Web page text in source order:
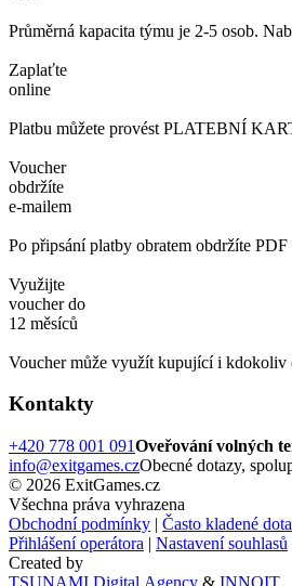
Průměrná kapacita týmu je 2-5 osob.
Zaplaťte
online
Platbu můžete provést PLATEBNÍ
Voucher
obdržíte
e-mailem
Po připsání platby obratem obdržíte
Využijte
voucher do
12 měsíců
Voucher může využít kupující i kdokoliv
Kontakty
+420 778 001 091Oveřování volných
info@exitgames.czObecné dotazy,
© 2026 ExitGames.cz
Všechna práva vyhrazena
Obchodní podmínky | Často kladené
Přihlášení operátora | Nastavení souhlasů
Created by